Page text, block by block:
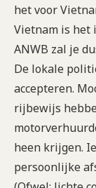
het voor
Vietnam is
ANWB zal je
De lokale
accepteren.
rijbewijs
heen krijgen.
persoonlijke